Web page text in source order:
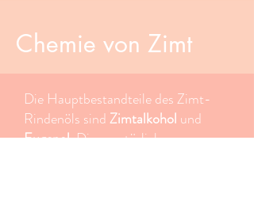
Chemie von Zimt
Die Hauptbestandteile des Zimt-
Rindenöls sindZimtalkohol und
Eugenol. Diese natürlichen